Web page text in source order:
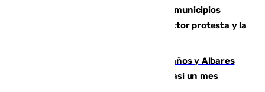
Las ferias de verano de numerosos municipios
andaluces se quedan sin cohetes: el sector protesta y la
Los ministros Marlaska, Robles, Bolaños y Albares
comparecerán por las crisis de Ceuta casi un mes